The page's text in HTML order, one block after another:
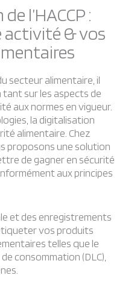
l’HACCP :
activité & vos
secteur alimentaire, il
tant sur les aspects de
aux normes en vigueur.
la digitalisation
alimentaire. Chez
proposons une solution
de gagner en sécurité
aux principes
et des enregistrements
vos produits
telles que le
consommation (DLC),